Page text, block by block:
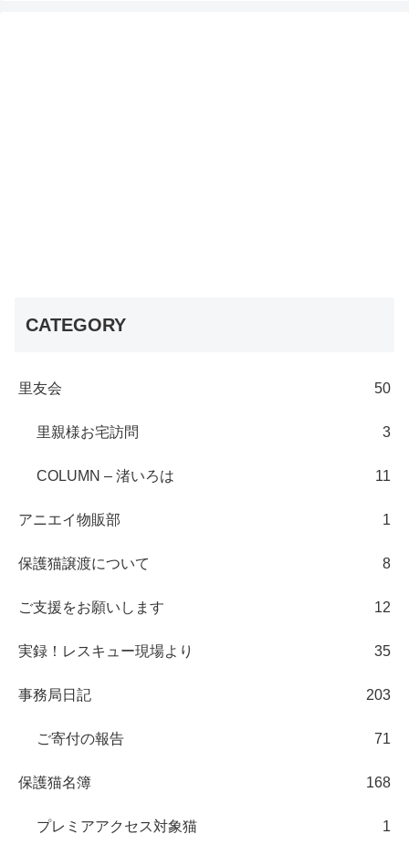
CATEGORY
里友会 50
里親様お宅訪問 3
COLUMN – 渚いろは 11
アニエイ物販部 1
保護猫譲渡について 8
ご支援をお願いします 12
実録！レスキュー現場より 35
事務局日記 203
ご寄付の報告 71
保護猫名簿 168
プレミアアクセス対象猫 1